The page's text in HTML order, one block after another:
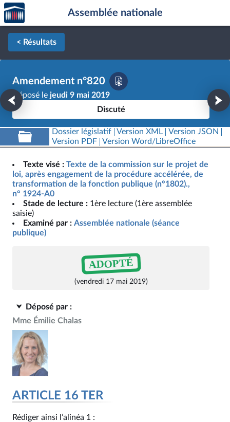
Aller au contenu
Aller en bas de la page
Accèder
à la
page
d'accueil
Assemblée nationale
< Résultats
Amendement n°820
Déposé le jeudi 9 mai 2019
Discuté
Dossier législatif Version XML
Version JSON
Version PDF
Version Word/LibreOffice
Texte visé : Texte de la commission sur le projet de
loi, après engagement de la procédure accélérée, de
transformation de la fonction publique (n°1802).,
n° 1924-A0
Stade de lecture : 1ère lecture (1ère assemblée
saisie)
Examiné par : Assemblée nationale (séance
publique)
ADOPTÉ
(vendredi 17 mai 2019)
Déposé par :
Mme Émilie Chalas
ARTICLE 16 TER
Rédiger ainsi l’alinéa 1 :